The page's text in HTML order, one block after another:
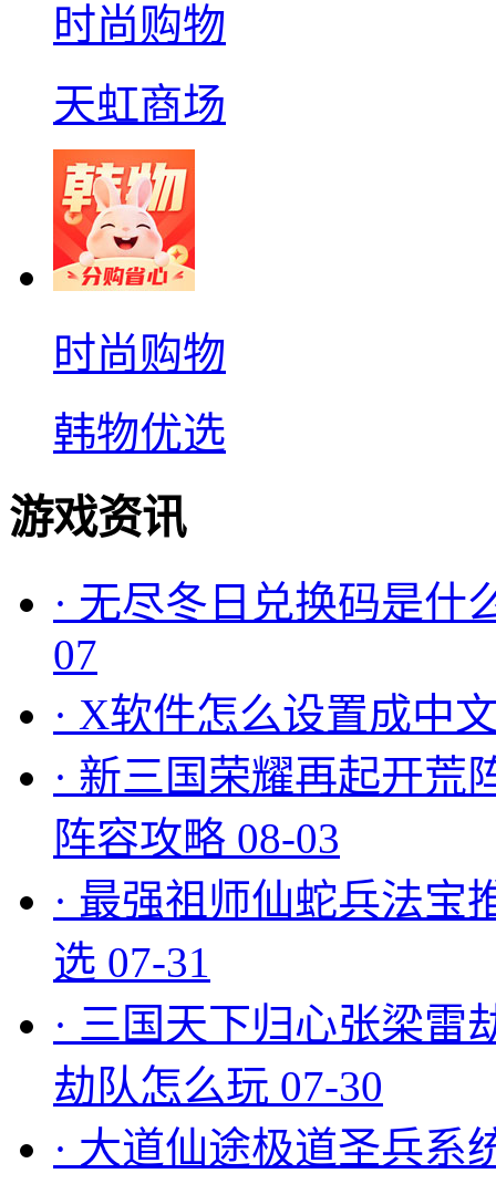
时尚购物
天虹商场
时尚购物
韩物优选
游戏资讯
· 无尽冬日兑换码是什
07
· X软件怎么设置成中
· 新三国荣耀再起开荒
阵容攻略 08-03
· 最强祖师仙蛇兵法宝
选 07-31
· 三国天下归心张梁雷
劫队怎么玩 07-30
· 大道仙途极道圣兵系